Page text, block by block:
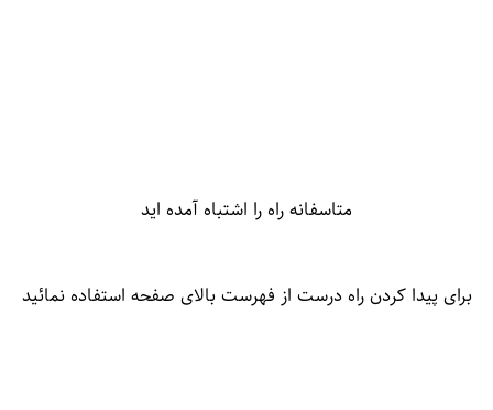
متاسفانه راه را اشتباه آمده اید
برای پیدا کردن راه درست از فهرست بالای صفحه استفاده نمائید